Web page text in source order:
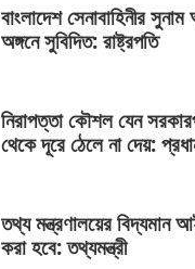
বাংলাদেশ সেনাবাহিনীর
অঙ্গনে সুবিদিত: রাষ্ট্রপতি
নিরাপত্তা কৌশল যেন
থেকে দূরে ঠেলে না দেয়:
তথ্য মন্ত্রণালয়ের বিদ্যমান
করা হবে: তথ্যমন্ত্রী